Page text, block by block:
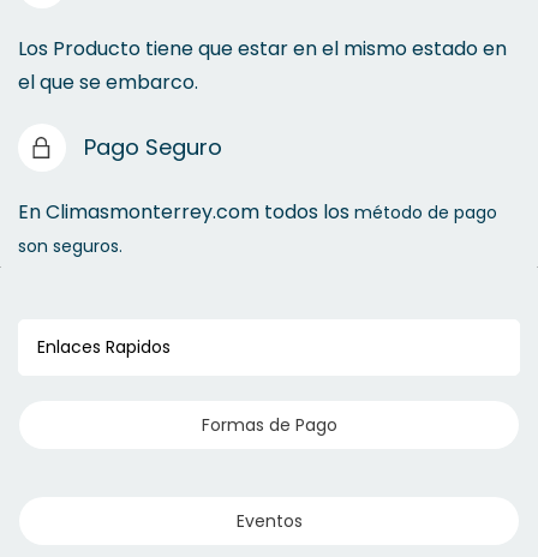
Los Producto tiene que estar en el mismo estado en
el que se embarco.
Pago Seguro
En Climasmonterrey.com todos los método de pago
son seguros.
Enlaces Rapidos
Formas de Pago
Eventos